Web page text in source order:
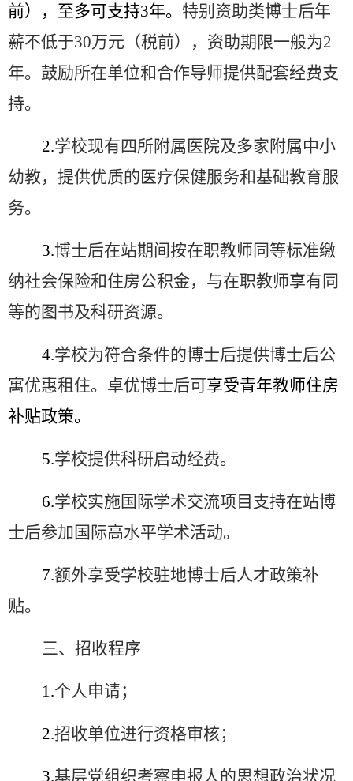
前），至多可支持3年。 特别资助类博士后年
薪不低于30万元（税前），资助期限一般为2
年。鼓励所在单位和合作导师提供配套经费支
持。
2.学校现有四所附属医院及多家附属中小
幼教，提供优质的医疗保健服务和基础教育服
务。
3.博士后在站期间按在职教师同等标准缴
纳社会保险和住房公积金，与在职教师享有同
等的图书及科研资源。
4.学校为符合条件的博士后提供博士后公
寓优惠租住。卓优博士后可享受青年教师住房
补贴政策。
5.学校提供科研启动经费。
6.学校实施国际学术交流项目支持在站博
士后参加国际高水平学术活动。
7.额外享受学校驻地博士后人才政策补
贴。
三、招收程序
1.个人申请；
2.招收单位进行资格审核；
3.基层党组织考察申报人的思想政治状况